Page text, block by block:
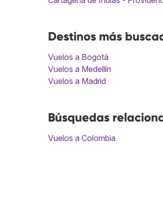
Destinos más
Vuelos a Bogotá
Vuelos a Medellín
Vuelos a Madrid
Búsquedas
Vuelos a Colombia